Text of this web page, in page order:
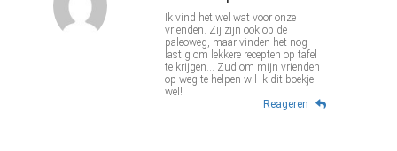
Ik vind het wel wat voor onze
vrienden. Zij zijn ook op de
paleoweg, maar vinden het nog
lastig om lekkere recepten op tafel
te krijgen... Zud om mijn vrienden
op weg te helpen wil ik dit boekje
wel!
Reageren